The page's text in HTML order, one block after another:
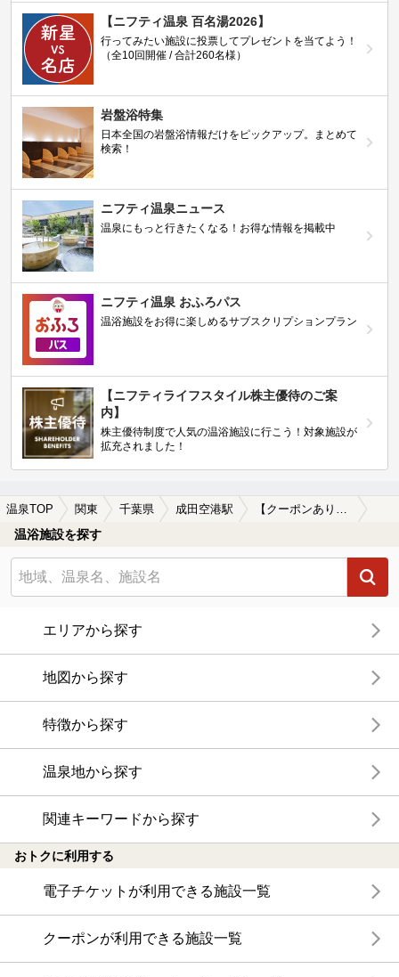
【ニフティ温泉 百名湯2026】
行ってみたい施設に投票してプレゼントを当てよう！
（全10回開催 / 合計260名様）
岩盤浴特集
日本全国の岩盤浴情報だけをピックアップ。まとめて
検索！
ニフティ温泉ニュース
温泉にもっと行きたくなる！お得な情報を掲載中
ニフティ温泉 おふろパス
温浴施設をお得に楽しめるサブスクリプションプラン
【ニフティライフスタイル株主優待のご案
内】
株主優待制度で人気の温浴施設に行こう！対象施設が
拡充されました！
温泉TOP 関東 千葉県 成田空港駅 【クーポンあり】ロウリュが楽しめる成田空港駅近くの温泉、日帰り温泉、スーパー銭湯おすすめ
温浴施設を探す
エリアから探す
地図から探す
特徴から探す
温泉地から探す
関連キーワードから探す
おトクに利用する
電子チケットが利用できる施設一覧
クーポンが利用できる施設一覧